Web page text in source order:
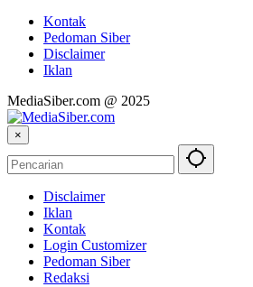
Kontak
Pedoman Siber
Disclaimer
Iklan
MediaSiber.com @ 2025
×
Disclaimer
Iklan
Kontak
Login Customizer
Pedoman Siber
Redaksi